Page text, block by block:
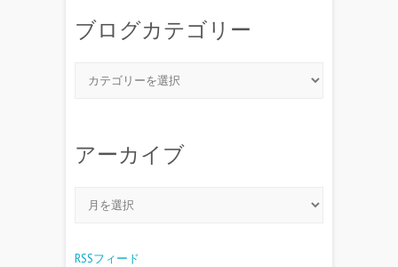
ブログカテゴリー
アーカイブ
RSSフィード